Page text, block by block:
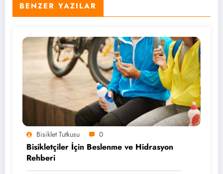
BENZER YAZILAR
Bisiklet Tutkusu 0
Bisikletçiler İçin Beslenme ve Hidrasyon
Rehberi